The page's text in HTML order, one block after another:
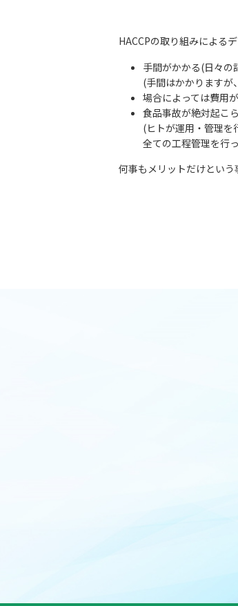
HACCPの取り組みによる
手間がかかる(日々の
(手間はかかりますが
場合によっては費用
食品事故が絶対起こ
(ヒトが運用・管理を
全ての工程管理を行
何事もメリットだけという